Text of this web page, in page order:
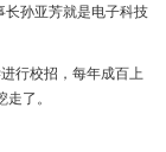
长孙亚芳就是电子科技
行校招，每年成百上
了。